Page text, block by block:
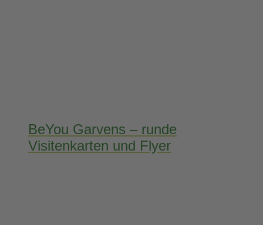
BeYou Garvens – runde
Visitenkarten und Flyer